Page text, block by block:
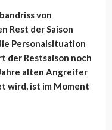
von
Rest der Saison
Personalsituation
der Restsaison noch
alten Angreifer
wird, ist im Moment